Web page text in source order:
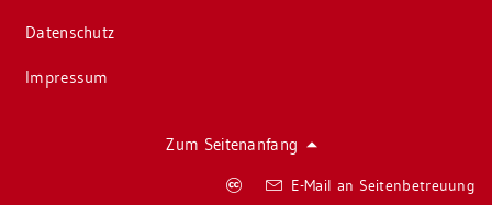
Da­ten­schutz
Im­pres­sum
Zum Sei­ten­an­fang
E-Mail an Sei­ten­be­treu­ung
Co­